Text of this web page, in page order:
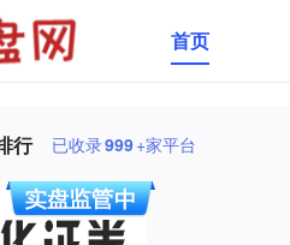
首页
行 已收录999+家平台